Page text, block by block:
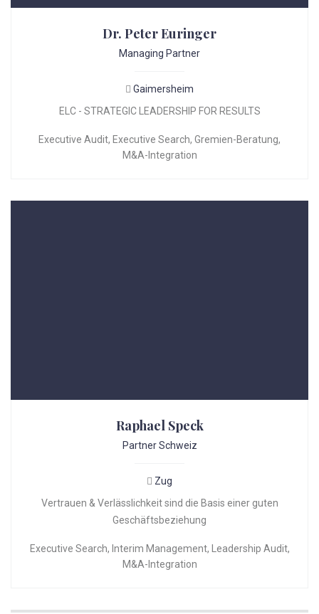
Dr. Peter Euringer
Managing Partner
Gaimersheim
ELC - STRATEGIC LEADERSHIP FOR RESULTS
Executive Audit, Executive Search, Gremien-Beratung,
M&A-Integration
Raphael Speck
Partner Schweiz
Zug
Vertrauen & Verlässlichkeit sind die Basis einer guten
Geschäftsbeziehung
Executive Search, Interim Management, Leadership Audit,
M&A-Integration